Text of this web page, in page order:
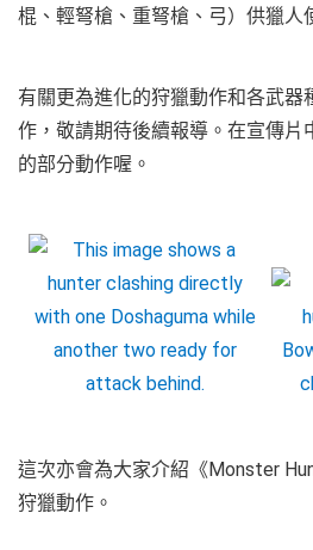
棍、輕弩槍、重弩槍、弓）供獵人
有關更為進化的狩獵動作和各武器
作，敬請期待後續報導。在宣傳片
的部分動作喔。
這次亦會為大家介紹《Monster
狩獵動作。